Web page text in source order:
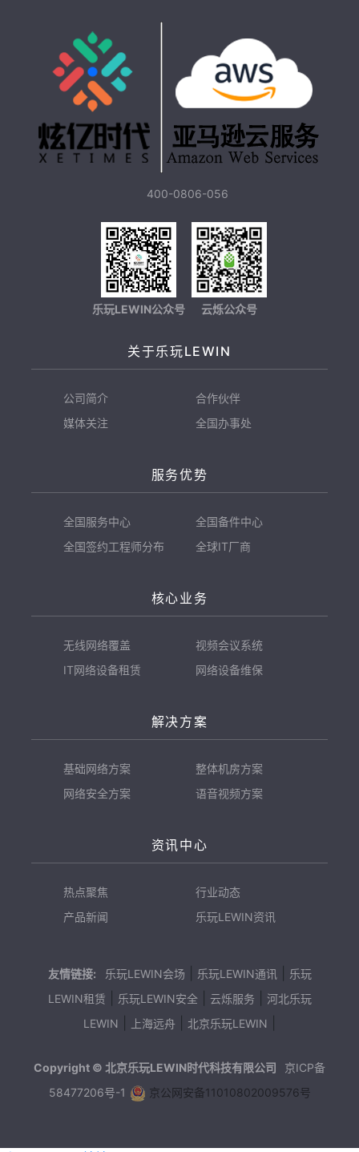
400-0806-056
乐玩LEWIN公众号 云烁公众号
关于乐玩LEWIN
公司简介
合作伙伴
媒体关注
全国办事处
服务优势
全国服务中心
全国备件中心
全国签约工程师分布
全球IT厂商
核心业务
无线网络覆盖
视频会议系统
IT网络设备租赁
网络设备维保
解决方案
基础网络方案
整体机房方案
网络安全方案
语音视频方案
资讯中心
热点聚焦
行业动态
产品新闻
乐玩LEWIN资讯
友情链接: 乐玩LEWIN会场 乐玩LEWIN通讯|
乐玩
LEWIN租赁
乐玩LEWIN安全| 云烁服务
河北乐玩
LEWIN
上海远舟 北京乐玩LEWIN
Copyright © 北京乐玩LEWIN时代科技有限公司
京ICP备
58477206号-1
京公网安备11010802009576号